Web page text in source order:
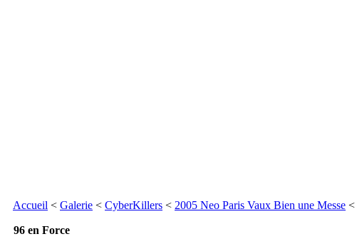
Accueil < Galerie < CyberKillers < 2005 Neo Paris Vaux Bien une Messe <
96 en Force